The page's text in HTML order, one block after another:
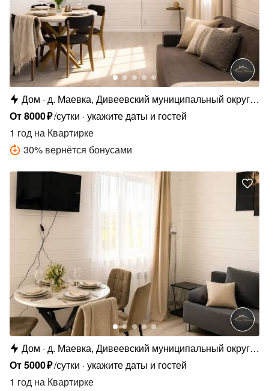
Дом д. Маевка, Дивеевский муниципальный округ,
д. Маевка, Родниковая ул., 19
От8000₽/сутки укажите даты и гостей
1 год на Квартирке
30% вернётся бонусами
Дом д. Маевка, Дивеевский муниципальный округ,
д. Маевка, Родниковая ул., 31
От5000₽/сутки укажите даты и гостей
1 год на Квартирке